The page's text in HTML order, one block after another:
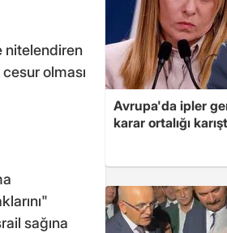
nitelendiren
olması
sağına
Avrupa'da ipler
karar ortalığı